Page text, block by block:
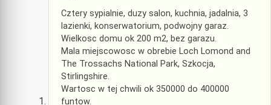
Cztery sypialnie, duzy salon, kuchnia, jadalnia, 3
lazienki, konserwatorium, podwojny garaz.
Wielkosc domu ok 200 m2, bez garazu.
Mala miejscowosc w obrebie Loch Lomond and
The Trossachs National Park, Szkocja,
Stirlingshire.
Wartosc w tej chwili ok 350000 do 400000
funtow.